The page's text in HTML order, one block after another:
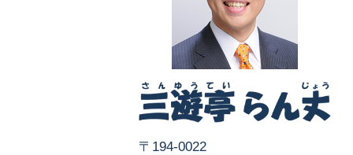
〒194-0022